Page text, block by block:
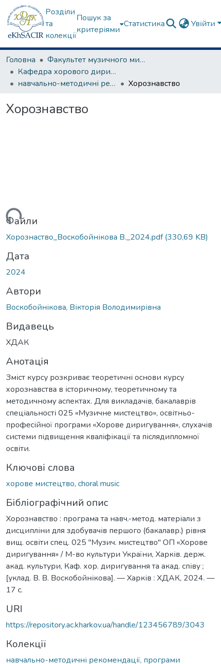
Розділи
та
колекції
Пошук за
критеріями
Статистика Увійти
Головна
Факультет музичного мистецтва
Кафедра хорового диригування та академічного співу
навчально-методичні рекомендації, програми дисциплін
Хорознавство
Хорознавство
Файли
Хорознаство_Воскобойнікова В._2024.pdf(330,69 KB)
Дата
2024
Автори
Воскобойнікова, Вікторія Володимирівна
Видавець
ХДАК
Анотація
Зміст курсу розкриває теоретичні основи курсу
хорознавства в історичному, теоретичному та
методичному аспектах. Для викладачів, бакалаврів
спеціальності 025 «Музичне мистецтво», освітньо-
професійної програми «Хорове диригування», слухачів
системи підвищення кваліфікації та післядипломної
освіти.
Ключові слова
хорове мистецтво, choral music
Бібліографічний опис
Хорознавство : програма та навч.-метод. матеріали з
дисципліни для здобувачів першого (бакалавр.) рівня
вищ. освіти спец. 025 "Музич. мистецтво" ОП «Хорове
диригування» / М-во культури України, Харків. держ.
акад. культури, Каф. хор. диригування та акад. співу ;
[уклад. В. В. Воскобойнікова]. — Харків : ХДАК, 2024. —
17 с.
URI
https://repository.ac.kharkov.ua/handle/123456789/3043
Колекції
навчально-методичні рекомендації, програми